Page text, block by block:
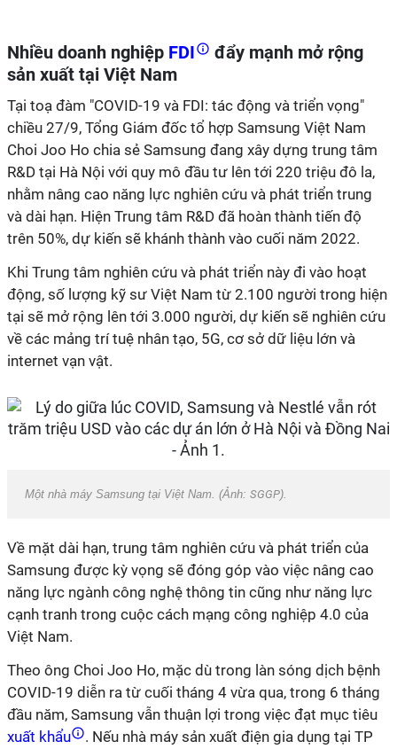
Nhiều doanh nghiệp FDI
đẩy mạnh mở rộng
sản xuất tại Việt Nam
Tại toạ đàm "COVID-19 và FDI: tác động và triển vọng"
chiều 27/9, Tổng Giám đốc tổ hợp Samsung Việt Nam
Choi Joo Ho chia sẻ Samsung đang xây dựng trung tâm
R&D tại Hà Nội với quy mô đầu tư lên tới 220 triệu đô la,
nhằm nâng cao năng lực nghiên cứu và phát triển trung
và dài hạn. Hiện Trung tâm R&D đã hoàn thành tiến độ
trên 50%, dự kiến sẽ khánh thành vào cuối năm 2022.
Khi Trung tâm nghiên cứu và phát triển này đi vào hoạt
động, số lượng kỹ sư Việt Nam từ 2.100 người trong hiện
tại sẽ mở rộng lên tới 3.000 người, dự kiến sẽ nghiên cứu
về các mảng trí tuệ nhân tạo, 5G, cơ sở dữ liệu lớn và
internet vạn vật.
Một nhà máy Samsung tại Việt Nam. (Ảnh: SGGP).
Về mặt dài hạn, trung tâm nghiên cứu và phát triển của
Samsung được kỳ vọng sẽ đóng góp vào việc nâng cao
năng lực ngành công nghệ thông tin cũng như năng lực
cạnh tranh trong cuộc cách mạng công nghiệp 4.0 của
Việt Nam.
Theo ông Choi Joo Ho, mặc dù trong làn sóng dịch bệnh
COVID-19 diễn ra từ cuối tháng 4 vừa qua, trong 6 tháng
đầu năm, Samsung vẫn thuận lợi trong việc đạt mục tiêu
xuất khẩu
. Nếu nhà máy sản xuất điện gia dụng tại TP